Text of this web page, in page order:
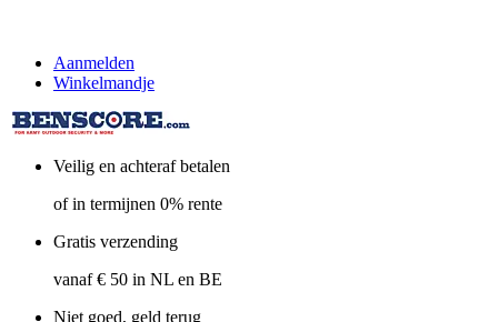
Aanmelden
Winkelmandje
Veilig en achteraf betalen
of in termijnen 0% rente
Gratis verzending
vanaf € 50 in NL en BE
Niet goed, geld terug